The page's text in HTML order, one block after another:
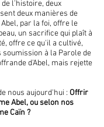
l’histoire, deux
deux manières de
par la foi, offre le
un sacrifice qui plaît à
offre ce qu'il a cultivé,
à la Parole de
d'Abel, mais rejette
nous aujourd'hui : Offrir
Abel, ou selon nos
Caïn ?